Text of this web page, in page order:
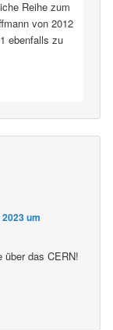
Reihe zum
von 2012
ebenfalls zu
um
über das CERN!